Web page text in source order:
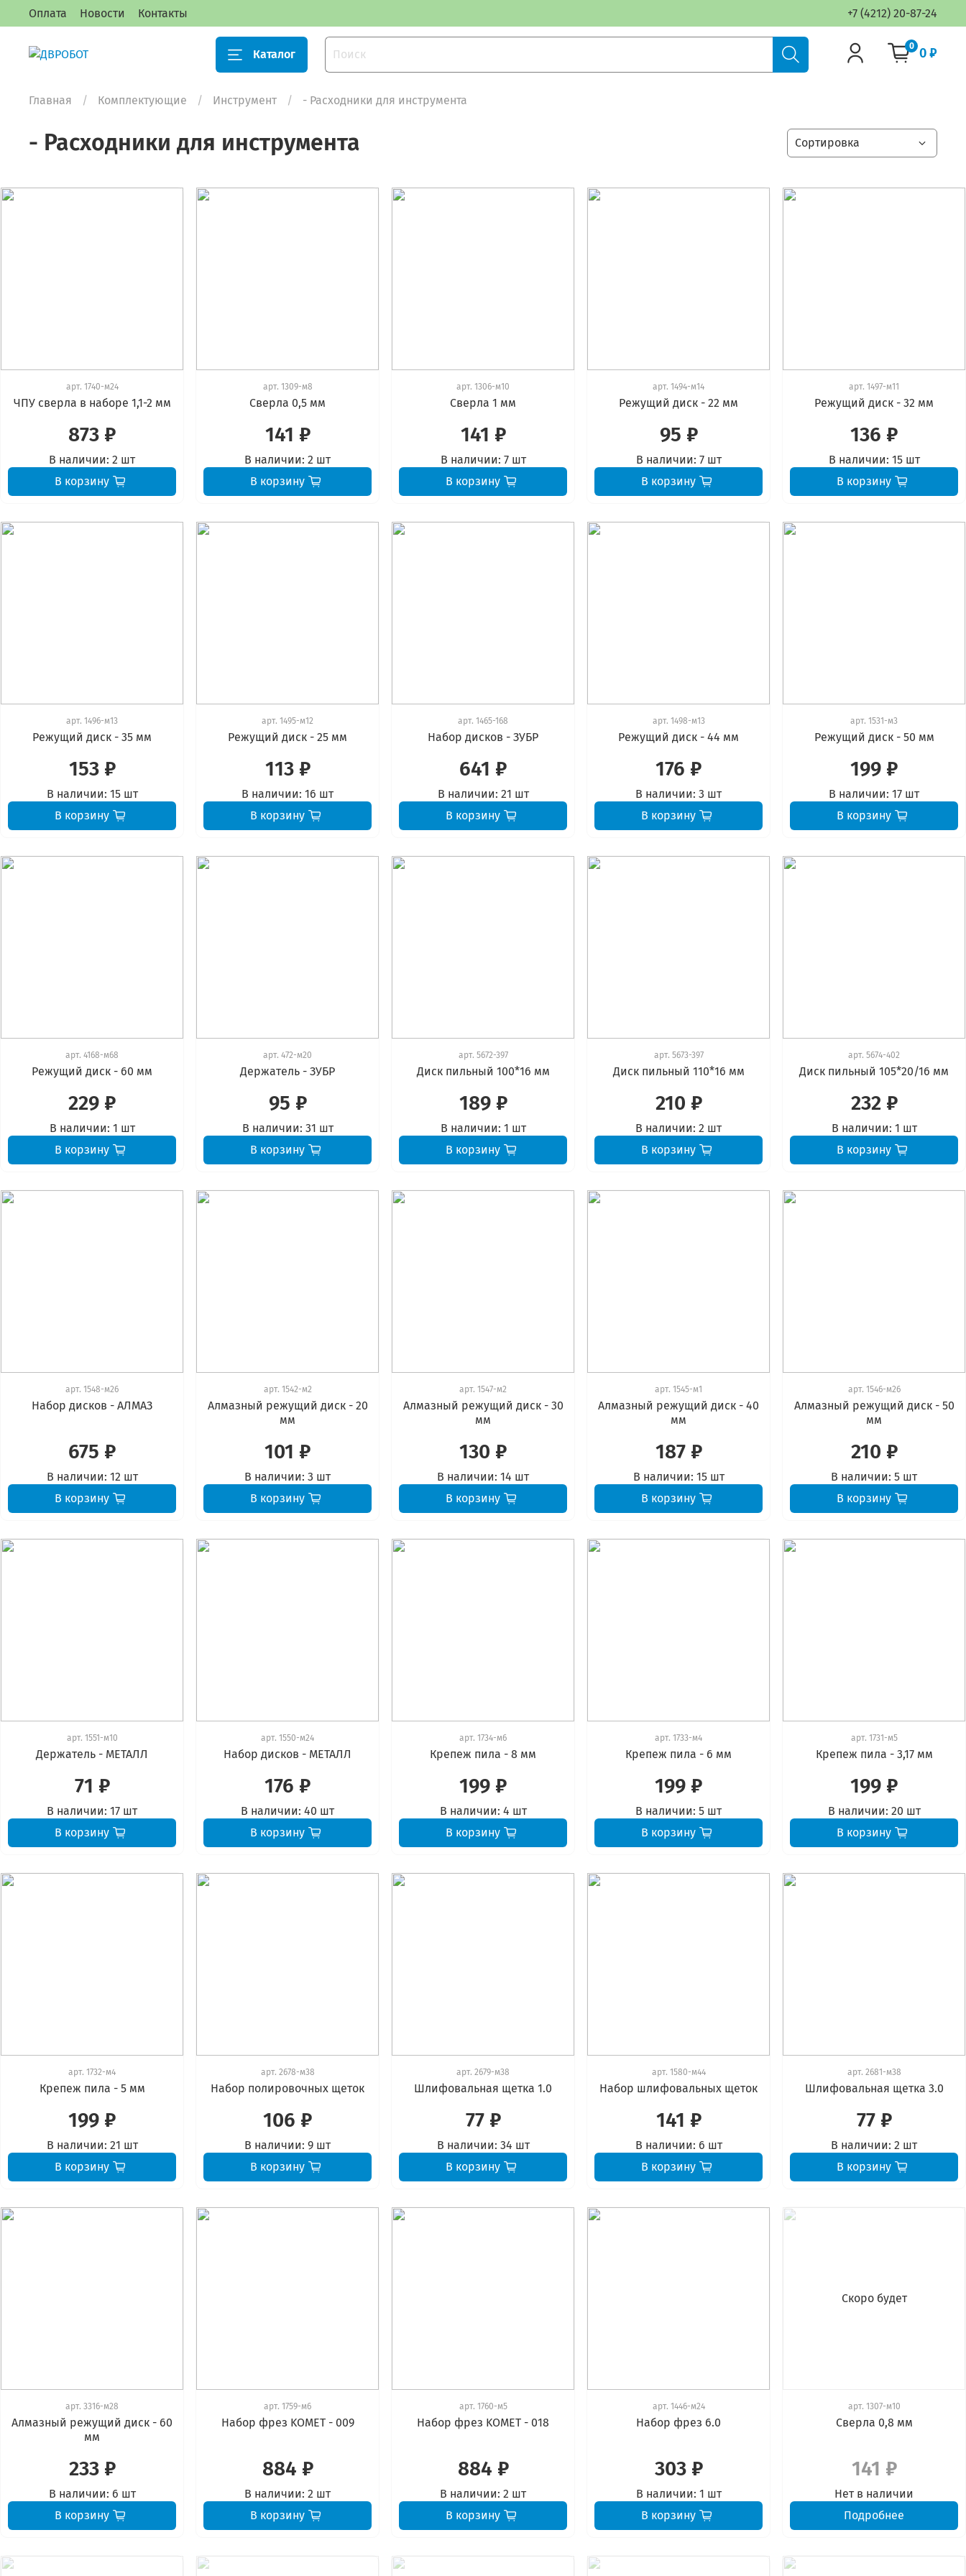
Оплата Новости Контакты +7 (4212) 20-87-24
Каталог
0 0 ₽
Главная Комплектующие Инструмент - Расходники для инструмента
- Расходники для инструмента
арт. 1740-м24
ЧПУ сверла в наборе 1,1-2 мм
873 ₽
В наличии: 2 шт
В корзину
арт. 1309-м8
Сверла 0,5 мм
141 ₽
В наличии: 2 шт
В корзину
арт. 1306-м10
Сверла 1 мм
141 ₽
В наличии: 7 шт
В корзину
арт. 1494-м14
Режущий диск - 22 мм
95 ₽
В наличии: 7 шт
В корзину
арт. 1497-м11
Режущий диск - 32 мм
136 ₽
В наличии: 15 шт
В корзину
арт. 1496-м13
Режущий диск - 35 мм
153 ₽
В наличии: 15 шт
В корзину
арт. 1495-м12
Режущий диск - 25 мм
113 ₽
В наличии: 16 шт
В корзину
арт. 1465-168
Набор дисков - ЗУБР
641 ₽
В наличии: 21 шт
В корзину
арт. 1498-м13
Режущий диск - 44 мм
176 ₽
В наличии: 3 шт
В корзину
арт. 1531-м3
Режущий диск - 50 мм
199 ₽
В наличии: 17 шт
В корзину
арт. 4168-м68
Режущий диск - 60 мм
229 ₽
В наличии: 1 шт
В корзину
арт. 472-м20
Держатель - ЗУБР
95 ₽
В наличии: 31 шт
В корзину
арт. 5672-397
Диск пильный 100*16 мм
189 ₽
В наличии: 1 шт
В корзину
арт. 5673-397
Диск пильный 110*16 мм
210 ₽
В наличии: 2 шт
В корзину
арт. 5674-402
Диск пильный 105*20/16 мм
232 ₽
В наличии: 1 шт
В корзину
арт. 1548-м26
Набор дисков - АЛМАЗ
675 ₽
В наличии: 12 шт
В корзину
арт. 1542-м2
Алмазный режущий диск - 20
мм
101 ₽
В наличии: 3 шт
В корзину
арт. 1547-м2
Алмазный режущий диск - 30
мм
130 ₽
В наличии: 14 шт
В корзину
арт. 1545-м1
Алмазный режущий диск - 40
мм
187 ₽
В наличии: 15 шт
В корзину
арт. 1546-м26
Алмазный режущий диск - 50
мм
210 ₽
В наличии: 5 шт
В корзину
арт. 1551-м10
Держатель - МЕТАЛЛ
71 ₽
В наличии: 17 шт
В корзину
арт. 1550-м24
Набор дисков - МЕТАЛЛ
176 ₽
В наличии: 40 шт
В корзину
арт. 1734-м6
Крепеж пила - 8 мм
199 ₽
В наличии: 4 шт
В корзину
арт. 1733-м4
Крепеж пила - 6 мм
199 ₽
В наличии: 5 шт
В корзину
арт. 1731-м5
Крепеж пила - 3,17 мм
199 ₽
В наличии: 20 шт
В корзину
арт. 1732-м4
Крепеж пила - 5 мм
199 ₽
В наличии: 21 шт
В корзину
арт. 2678-м38
Набор полировочных щеток
106 ₽
В наличии: 9 шт
В корзину
арт. 2679-м38
Шлифовальная щетка 1.0
77 ₽
В наличии: 34 шт
В корзину
арт. 1580-м44
Набор шлифовальных щеток
141 ₽
В наличии: 6 шт
В корзину
арт. 2681-м38
Шлифовальная щетка 3.0
77 ₽
В наличии: 2 шт
В корзину
арт. 3316-м28
Алмазный режущий диск - 60
мм
233 ₽
В наличии: 6 шт
В корзину
арт. 1759-м6
Набор фрез KOMET - 009
884 ₽
В наличии: 2 шт
В корзину
арт. 1760-м5
Набор фрез KOMET - 018
884 ₽
В наличии: 2 шт
В корзину
арт. 1446-м24
Набор фрез 6.0
303 ₽
В наличии: 1 шт
В корзину
Скоро будет
арт. 1307-м10
Сверла 0,8 мм
141 ₽
Нет в наличии
Подробнее